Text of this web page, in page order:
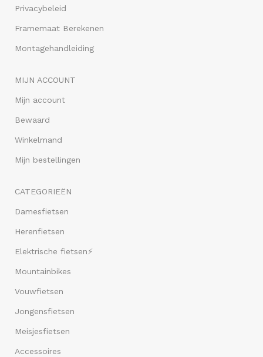
Privacybeleid
Framemaat Berekenen
Montagehandleiding
MIJN ACCOUNT
Mijn account
Bewaard
Winkelmand
Mijn bestellingen
CATEGORIEËN
Damesfietsen
Herenfietsen
Elektrische fietsen⚡
Mountainbikes
Vouwfietsen
Jongensfietsen
Meisjesfietsen
Accessoires